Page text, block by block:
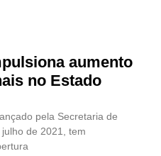
aumento
no Estado
pela Secretaria de
de 2021, tem